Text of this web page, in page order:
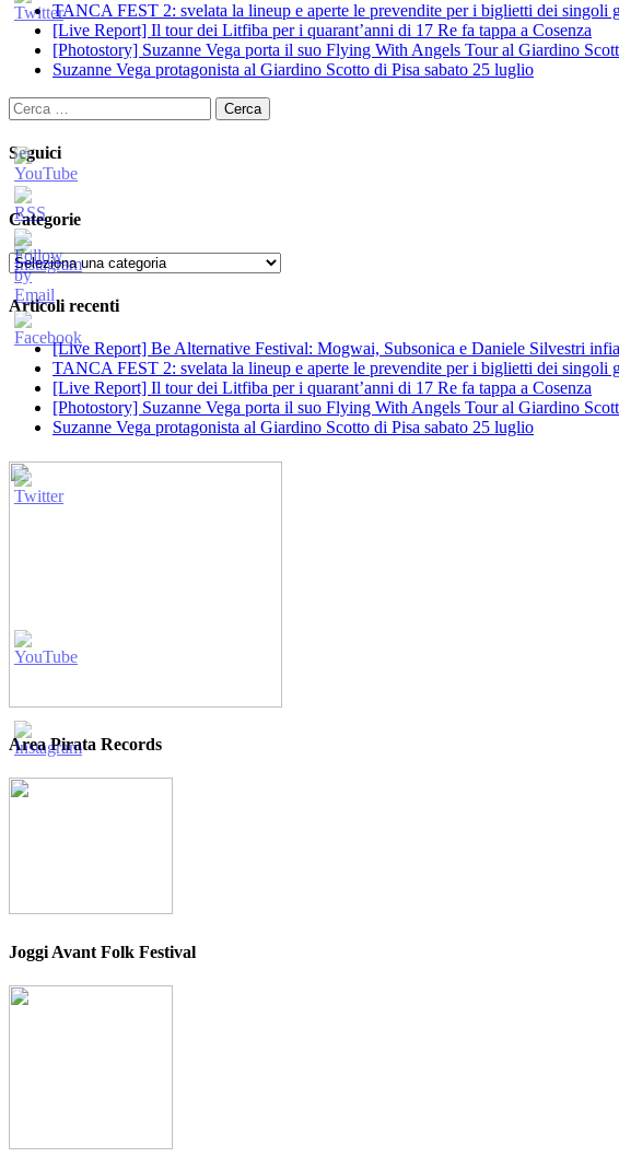
TANCA FEST 2: svelata la lineup e aperte le prevendite per i biglietti dei singoli
[Live Report] Il tour dei Litfiba per i quarant’anni di 17 Re fa tappa a Cosenza
[Photostory] Suzanne Vega porta il suo Flying With Angels Tour al Giardino
Suzanne Vega protagonista al Giardino Scotto di Pisa sabato 25 luglio
Ricerca
per:
Seguici
Categorie
Categorie
Articoli recenti
[Live Report] Be Alternative Festival: Mogwai, Subsonica e Daniele Silvestri
TANCA FEST 2: svelata la lineup e aperte le prevendite per i biglietti dei singoli
[Live Report] Il tour dei Litfiba per i quarant’anni di 17 Re fa tappa a Cosenza
[Photostory] Suzanne Vega porta il suo Flying With Angels Tour al Giardino
Suzanne Vega protagonista al Giardino Scotto di Pisa sabato 25 luglio
Area Pirata Records
Joggi Avant Folk Festival